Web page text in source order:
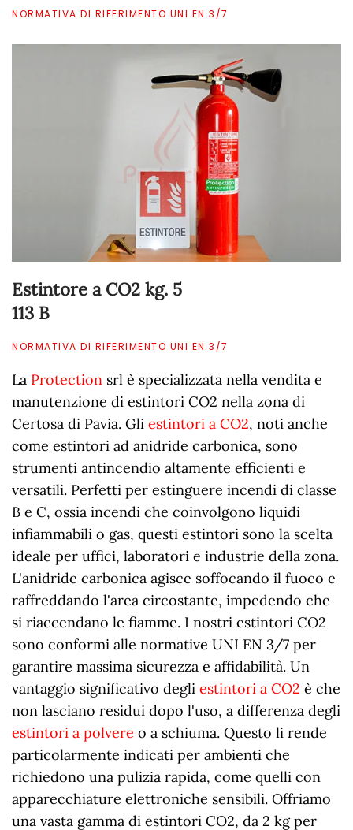
NORMATIVA DI RIFERIMENTO UNI EN 3/7
Estintore a CO2 kg. 5
113 B
NORMATIVA DI RIFERIMENTO UNI EN 3/7
La Protection srl è specializzata nella vendita e
manutenzione di estintori CO2 nella zona di
Certosa di Pavia. Gli estintori a CO2, noti anche
come estintori ad anidride carbonica, sono
strumenti antincendio altamente efficienti e
versatili. Perfetti per estinguere incendi di classe
B e C, ossia incendi che coinvolgono liquidi
infiammabili o gas, questi estintori sono la scelta
ideale per uffici, laboratori e industrie della zona.
L'anidride carbonica agisce soffocando il fuoco e
raffreddando l'area circostante, impedendo che
si riaccendano le fiamme. I nostri estintori CO2
sono conformi alle normative UNI EN 3/7 per
garantire massima sicurezza e affidabilità. Un
vantaggio significativo degli estintori a CO2 è che
non lasciano residui dopo l'uso, a differenza degli
estintori a polvere o a schiuma. Questo li rende
particolarmente indicati per ambienti che
richiedono una pulizia rapida, come quelli con
apparecchiature elettroniche sensibili. Offriamo
una vasta gamma di estintori CO2, da 2 kg per